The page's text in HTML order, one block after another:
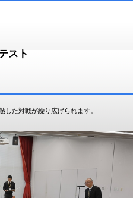
スト
た対戦が繰り広げられます。